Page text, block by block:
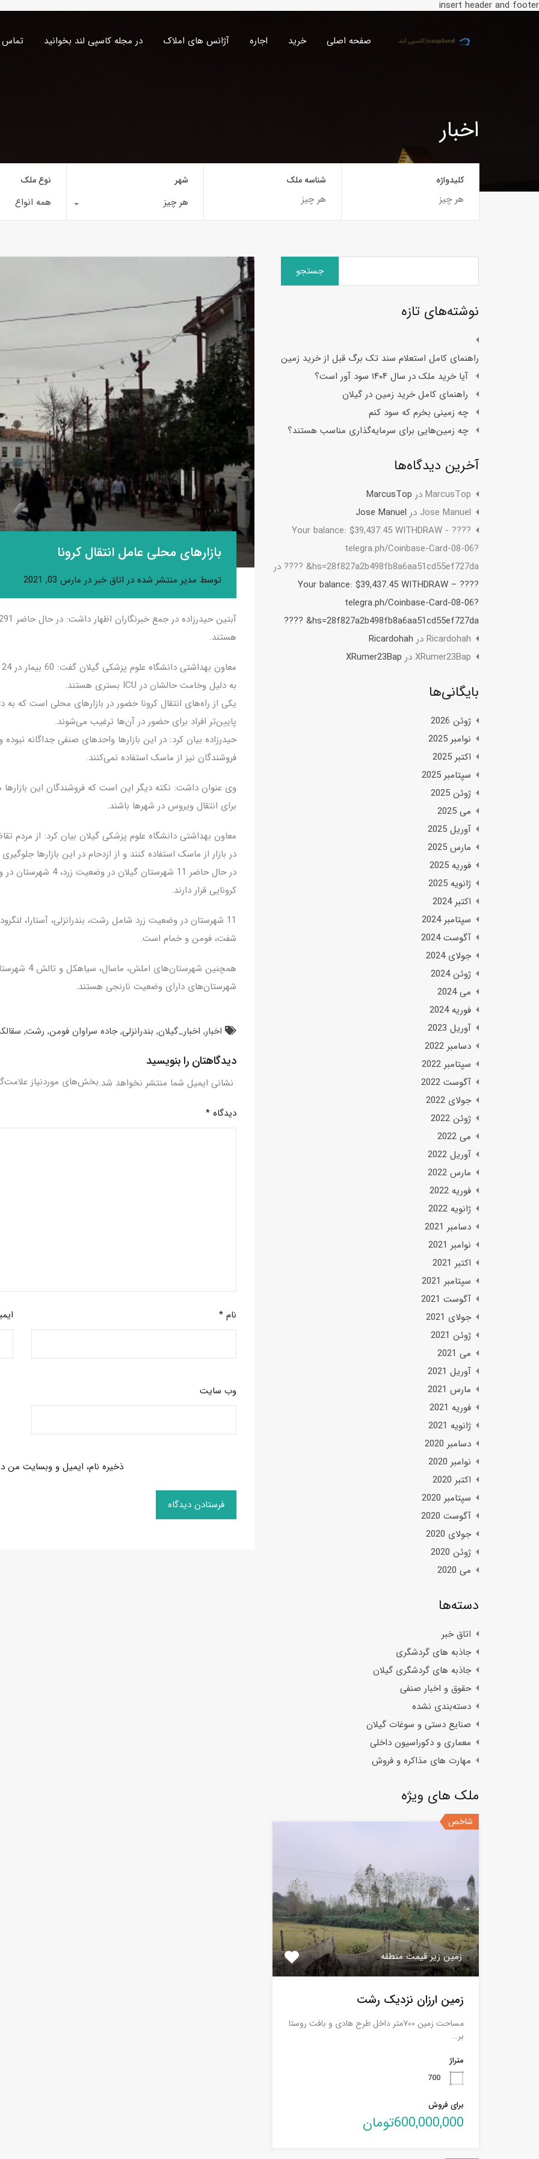
insert header and footer
صفحه اصلی خرید اجاره آژانس های املاک در مجله کاسپی لند بخوانید تماس
اخبار
کلیدواژه شناسه ملک شهر
هر چیز
نوع ملک
همه انواع
بازارهای محلی عامل انتقال کرونا
توسط مدیر منتشر شده در اتاق خبر در مارس 03, 2021
هستند.
به دلیل وخامت حالشان در ICU بستری هستند.
یکی از راه‌های انتقال کرونا حضور در بازارهای محلی است که
پایین‌تر افراد برای حضور در آن‌ها ترغیب می‌شوند.
حیدرزاده بیان کرد: در این بازارها واحدهای صنفی جداگانه
فروشندگان نیز از ماسک استفاده نمی‌کنند.
وی عنوان داشت: نکته دیگر این است که فروشندگان این
برای انتقال ویروس در شهرها باشند.
معاون بهداشتی دانشگاه علوم پزشکی گیلان بیان کرد: از مردم
در بازار از ماسک استفاده کنند و از ازدحام در این بازارها
کرونایی قرار دارند.
11 شهرستان در وضعیت زرد شامل رشت، بندرانزلی، آستارا،
شفت، فومن و خمام است.
همچنین
شهرستان‌های دارای وضعیت نارنجی هستند.
اخبار, اخبار_گیلان, بندرانزلی,جاده سراوان فومن, رشت,
دیدگاهتان را بنویسید
نشانی ایمیل شما منتشر نخواهد شد.بخش‌های موردنیاز
دیدگاه*
نام*
وب‌ سایت
ذخیره نام، ایمیل و وبسایت من
جستجو
برای:
نوشته‌های تازه
راهنمای کامل استعلام سند تک برگ قبل از خرید زمین
آیا خرید ملک در سال ۱۴۰۴ سود آور است؟
راهنمای کامل خرید زمین در گیلان
چه زمینی بخرم که سود کنم
چه زمین‌هایی برای سرمایه‌گذاری مناسب هستند؟
آخرین دیدگاه‌ها
MarcusTop در MarcusTop
Jose Manuel در Jose Manuel
????️ Your balance: $39,437.45 WITHDRAW -
telegra.ph/Coinbase-Card-08-06?
hs=28f827a2b498fb8a6aa51cd55ef727da& ????️
در
????️ Your balance: $39,437.45 WITHDRAW –
telegra.ph/Coinbase-Card-08-06?
hs=28f827a2b498fb8a6aa51cd55ef727da& ????️
Ricardohah در Ricardohah
XRumer23Bap در XRumer23Bap
بایگانی‌ها
ژوئن 2026
نوامبر 2025
اکتبر 2025
سپتامبر 2025
ژوئن 2025
می 2025
آوریل 2025
مارس 2025
فوریه 2025
ژانویه 2025
اکتبر 2024
سپتامبر 2024
آگوست 2024
جولای 2024
ژوئن 2024
می 2024
فوریه 2024
آوریل 2023
دسامبر 2022
سپتامبر 2022
آگوست 2022
جولای 2022
ژوئن 2022
می 2022
آوریل 2022
مارس 2022
فوریه 2022
ژانویه 2022
دسامبر 2021
نوامبر 2021
اکتبر 2021
سپتامبر 2021
آگوست 2021
جولای 2021
ژوئن 2021
می 2021
آوریل 2021
مارس 2021
فوریه 2021
ژانویه 2021
دسامبر 2020
نوامبر 2020
اکتبر 2020
سپتامبر 2020
آگوست 2020
جولای 2020
ژوئن 2020
می 2020
دسته‌ها
اتاق خبر
جاذبه های گردشگری
جاذبه های گردشگری گیلان
حقوق و اخبار صنفی
دسته‌بندی نشده
صنایع دستی و سوغات گیلان
معماری و دکوراسیون داخلی
مهارت های مذاکره و فروش
ملک های ویژه
شاخص
زمین زیر قیمت منطقه
زمین ارزان نزدیک رشت
مساحت زمین ۷۰۰متر داخل طرح هادی و بافت روستا
بر…
متراژ
700
برای فروش
600,000,000تومان